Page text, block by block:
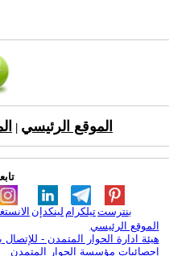
الموقع الرئيسي
لينكدإن تيلكرامبنترست
الموقع الرئيسي
هيئة ادارة الحوار المتمدن - للإتصال
إحصائيات مؤسسة الحوار المتمدن